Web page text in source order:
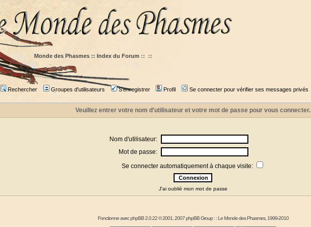
Monde des Phasmes :: Index du Forum :: ::
Rechercher Groupes d'utilisateurs S'enregistrer Profil Se connecter pour vérifier ses messages privés
Veuillez entrer votre nom d'utilisateur et votre mot de passe pour vous connecter.
Nom d'utilisateur:
Mot de passe:
Se connecter automatiquement à chaque visite:
J'ai oublié mon mot de passe
Fonctionne avecphpBB2.0.22 © 2001, 2007 phpBB Group : :Le Monde des Phasmes, 1999-2010